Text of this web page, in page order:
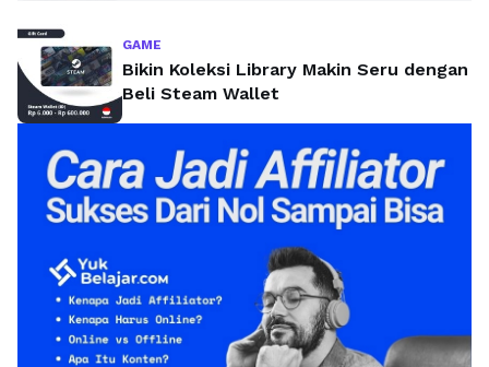
GAME
Bikin Koleksi Library Makin Seru dengan
Beli Steam Wallet